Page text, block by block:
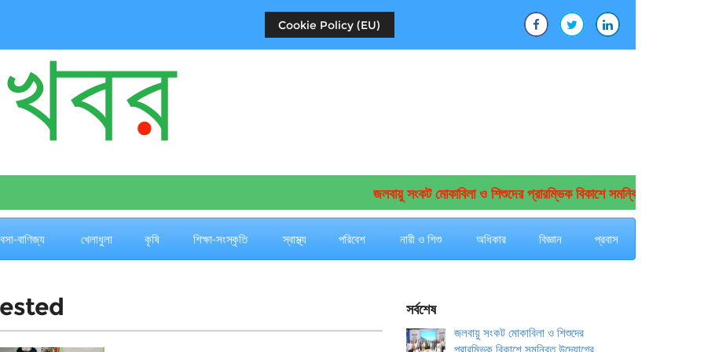
Cookie Policy (EU)
জলবায়ু সংকট মোকাবিলা ও শিশুদের প্রারম্ভিক বিকাশে সমন্বিত উদ্যোগের
বাণিজ্য খেলাধুলা কৃষি শিক্ষা-সংস্কৃতি স্বাস্থ্য পরিবেশ নারী ও শিশু অধিকার বিজ্ঞান প্রবাস
সর্বশেষ
জলবায়ু সংকট মোকাবিলা ও শিশুদের
প্রারম্ভিক বিকাশে সমন্বিত উদ্যোগের